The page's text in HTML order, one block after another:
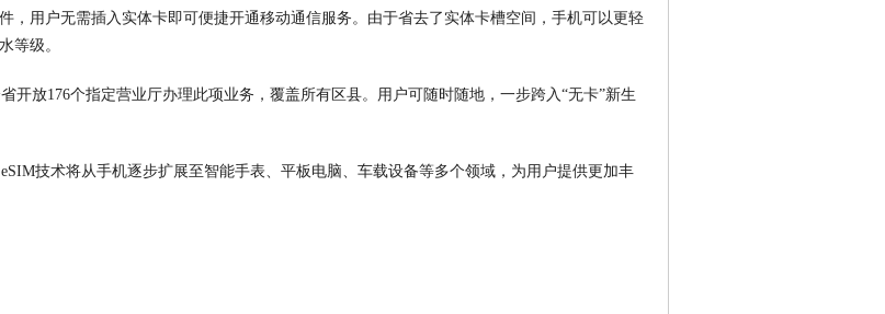
，用户无需插入实体卡即可便捷开通移动通信服务。由于省去了实体卡槽空间，手机可以更轻
等级。
开放176个指定营业厅办理此项业务，覆盖所有区县。用户可随时随地，一步跨入“无卡”新生
技术将从手机逐步扩展至智能手表、平板电脑、车载设备等多个领域，为用户提供更加丰